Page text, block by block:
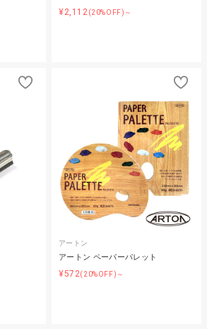
¥2,112 (20%OFF)～
アートン
アートン ペーパーパレット
¥572(20%OFF)～